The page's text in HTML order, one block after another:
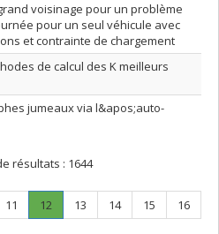
voisinage pour un problème
pour un seul véhicule avec
et contrainte de chargement
de calcul des K meilleurs
jumeaux via l&apos;auto-
résultats : 1644
Page
11 Page
12
Page
Page
13 Page
14 Page
15 Page
16